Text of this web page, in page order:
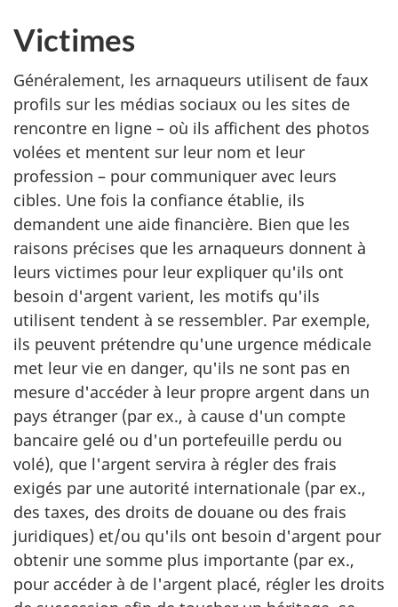
Victimes
Généralement, les arnaqueurs utilisent de faux
profils sur les médias sociaux ou les sites de
rencontre en ligne – où ils affichent des photos
volées et mentent sur leur nom et leur
profession – pour communiquer avec leurs
cibles. Une fois la confiance établie, ils
demandent une aide financière. Bien que les
raisons précises que les arnaqueurs donnent à
leurs victimes pour leur expliquer qu'ils ont
besoin d'argent varient, les motifs qu'ils
utilisent tendent à se ressembler. Par exemple,
ils peuvent prétendre qu'une urgence médicale
met leur vie en danger, qu'ils ne sont pas en
mesure d'accéder à leur propre argent dans un
pays étranger (par ex., à cause d'un compte
bancaire gelé ou d'un portefeuille perdu ou
volé), que l'argent servira à régler des frais
exigés par une autorité internationale (par ex.,
des taxes, des droits de douane ou des frais
juridiques) et/ou qu'ils ont besoin d'argent pour
obtenir une somme plus importante (par ex.,
pour accéder à de l'argent placé, régler les droits